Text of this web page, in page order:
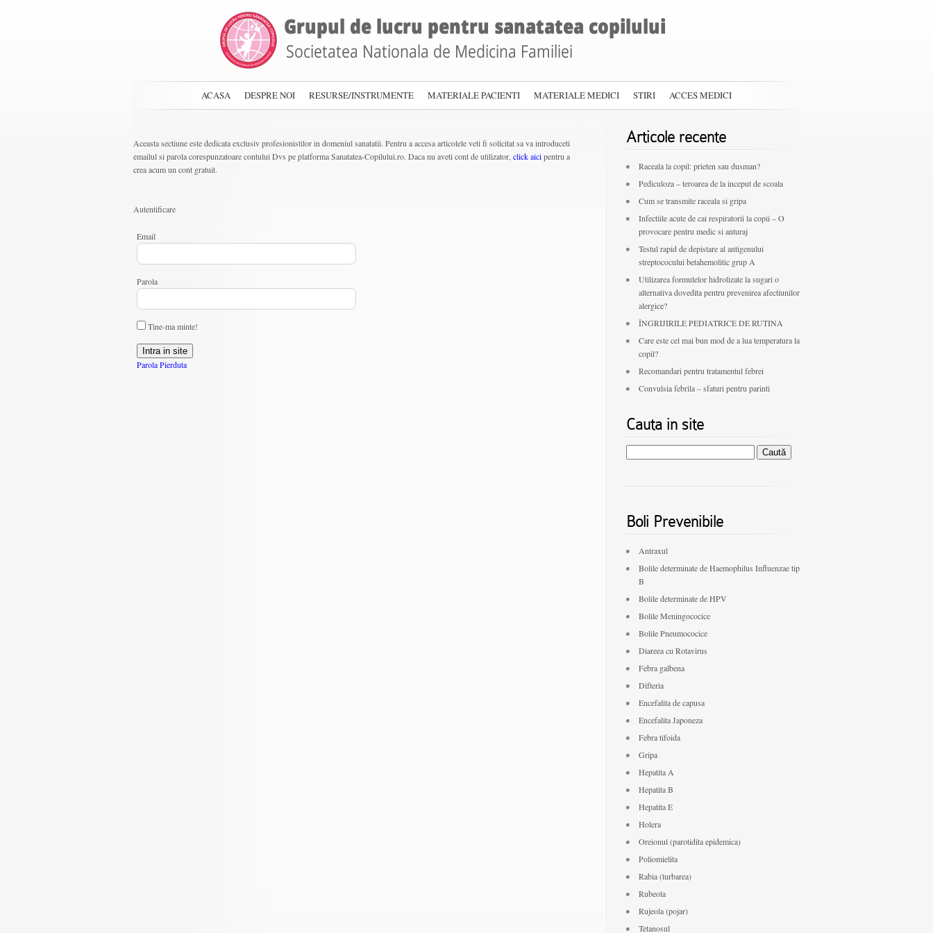
ACASA DESPRE NOI RESURSE/INSTRUMENTE MATERIALE PACIENTI MATERIALE MEDICI STIRI ACCES MEDICI
Aceasta sectiune este dedicata exclusiv profesionistilor in domeniul sanatatii. Pentru a accesa articolele veti fi solicitat sa va introduceti
emailul si parola corespunzatoare contului Dvs pe platforma Sanatatea-Copilului.ro. Daca nu aveti cont de utilizator, click aicipentru a
crea acum un cont gratuit.
Autentificare
Email
Parola
Tine-ma minte!
Parola Pierduta
Articole recente
Raceala la copil: prieten sau dusman?
Pediculoza – teroarea de la inceput de scoala
Cum se transmite raceala si gripa
Infectiile acute de cai respiratorii la copii – O
provocare pentru medic si anturaj
Testul rapid de depistare al antigenului
streptococului betahemolitic grup A
Utilizarea formulelor hidrolizate la sugari o
alternativa dovedita pentru prevenirea afectiunilor
alergice?
ÎNGRIJIRILE PEDIATRICE DE RUTINA
Care este cel mai bun mod de a lua temperatura la
copil?
Recomandari pentru tratamentul febrei
Convulsia febrila – sfaturi pentru parinti
Cauta in site
Boli Prevenibile
Antraxul
Bolile determinate de Haemophilus Influenzae tip
B
Bolile determinate de HPV
Bolile Meningococice
Bolile Pneumococice
Diareea cu Rotavirus
Febra galbena
Difteria
Encefalita de capusa
Encefalita Japoneza
Febra tifoida
Gripa
Hepatita A
Hepatita B
Hepatita E
Holera
Oreionul (parotidita epidemica)
Poliomielita
Rabia (turbarea)
Rubeola
Rujeola (pojar)
Tetanosul